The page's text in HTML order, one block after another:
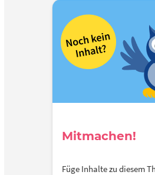
Mitmachen!
Füge Inhalte zu diesem